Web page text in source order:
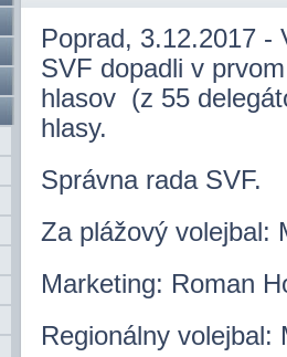
Poprad, 3.12.2017 -
SVF dopadli v
hlasov (z 55
hlasy.
Správna rada SVF.
Za plážový volejbal:
Marketing: Roman
Regionálny volejbal: